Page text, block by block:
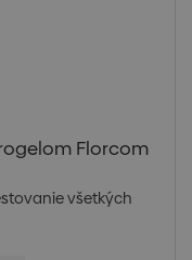
Florcom
všetkých